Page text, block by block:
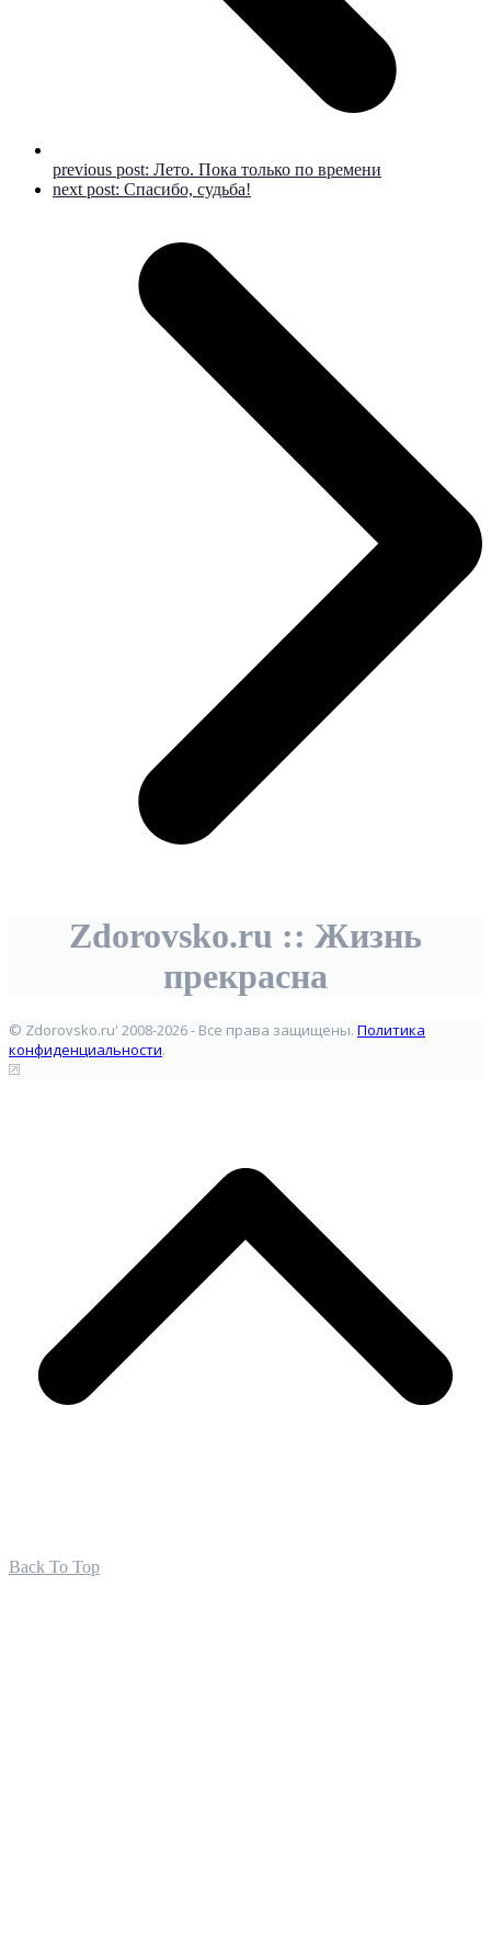
previous post: Лето. Пока только по времени
next post: Спасибо, судьба!
Zdorovsko.ru :: Жизнь
прекрасна
© Zdorovsko.ru' 2008-2026 - Все права защищены. Политика
конфиденциальности.
Back To Top